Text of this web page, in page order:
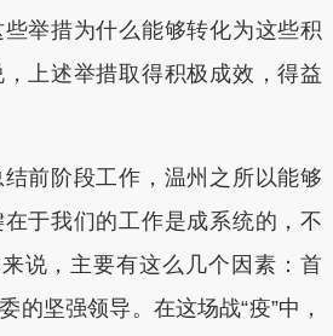
措为什么能够转化为这些积
上述举措取得积极成效，得益
阶段工作，温州之所以能够
于我们的工作是成系统的，不
说，主要有这么几个因素：首
的坚强领导。在这场战“疫”中，